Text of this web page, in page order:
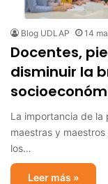
Blog UDLAP 14
Docentes,
disminuir la
La importancia de la
maestras y
los…
Leer más »